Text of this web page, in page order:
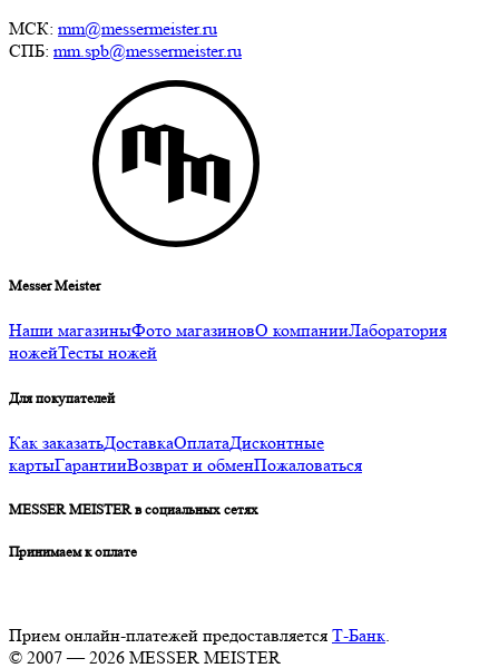
МСК: mm@messermeister.ru
СПБ: mm.spb@messermeister.ru
Messer Meister
Наши магазиныФото магазиновО компанииЛаборатория
ножейТесты ножей
Для покупателей
Как заказатьДоставкаОплатаДисконтные
картыГарантииВозврат и обменПожаловаться
MESSER MEISTER в социальных сетях
Принимаем к оплате
Прием онлайн-платежей предоставляется Т-Банк.
© 2007 — 2026 MESSER MEISTER